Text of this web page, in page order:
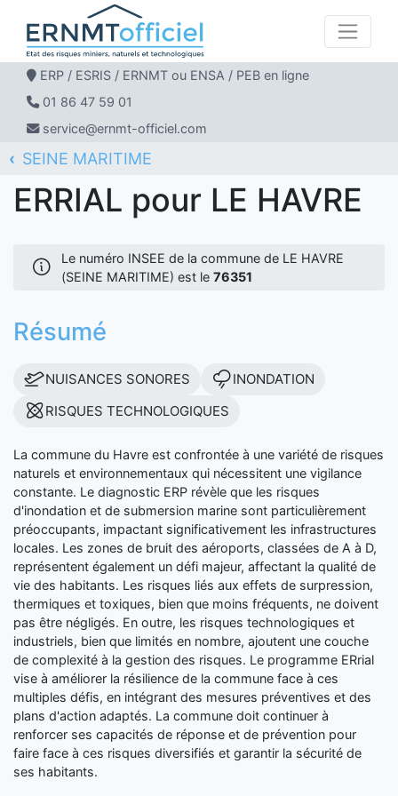
ERP / ESRIS / ERNMT ou ENSA / PEB en ligne
01 86 47 59 01
service@ernmt-officiel.com
ERNMT Officiel
ERRIAL
SEINE MARITIME
LE HAVRE
ERRIAL pour LE HAVRE
Le numéro INSEE de la commune de LE HAVRE
(SEINE MARITIME) est le 76351
Résumé
NUISANCES SONORES
INONDATION
RISQUES TECHNOLOGIQUES
La commune du Havre est confrontée à une variété de risques
naturels et environnementaux qui nécessitent une vigilance
constante. Le diagnostic ERP révèle que les risques
d'inondation et de submersion marine sont particulièrement
préoccupants, impactant significativement les infrastructures
locales. Les zones de bruit des aéroports, classées de A à D,
représentent également un défi majeur, affectant la qualité de
vie des habitants. Les risques liés aux effets de surpression,
thermiques et toxiques, bien que moins fréquents, ne doivent
pas être négligés. En outre, les risques technologiques et
industriels, bien que limités en nombre, ajoutent une couche
de complexité à la gestion des risques. Le programme ERrial
vise à améliorer la résilience de la commune face à ces
multiples défis, en intégrant des mesures préventives et des
plans d'action adaptés. La commune doit continuer à
renforcer ses capacités de réponse et de prévention pour
faire face à ces risques diversifiés et garantir la sécurité de
ses habitants.